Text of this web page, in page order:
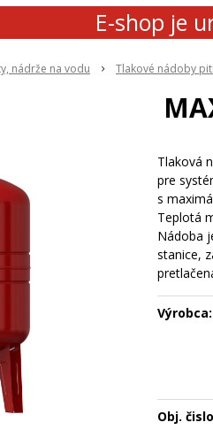
E-shop je
nádrže na vodu Tlakové nádoby
Tlaková
pre
s
Teplotá
Nádoba
stanice,
Výrobca:
Obj.